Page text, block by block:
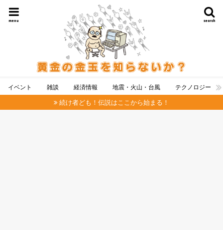
search
menu
イベント 雑談 経済情報 地震・火山・台風 テクノロジー
続け者ども！伝説はここから始まる！